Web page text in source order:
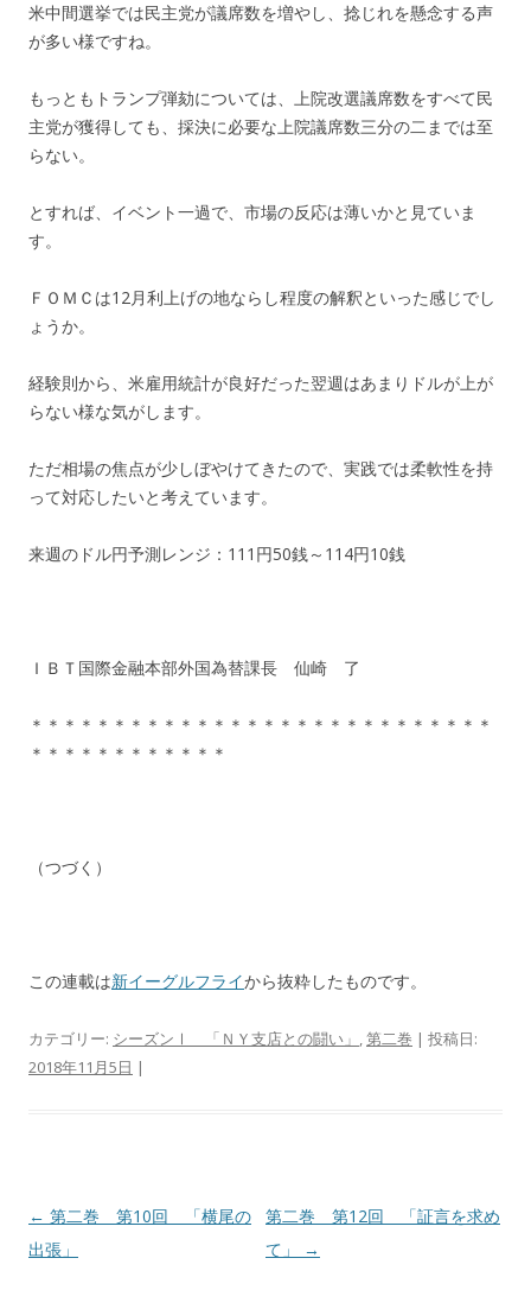
米中間選挙では民主党が議席数を増やし、捻じれを懸念する声
が多い様ですね。
もっともトランプ弾劾については、上院改選議席数をすべて民
主党が獲得しても、採決に必要な上院議席数三分の二までは至
らない。
とすれば、イベント一過で、市場の反応は薄いかと見ていま
す。
ＦＯＭＣは12月利上げの地ならし程度の解釈といった感じでし
ょうか。
経験則から、米雇用統計が良好だった翌週はあまりドルが上が
らない様な気がします。
ただ相場の焦点が少しぼやけてきたので、実践では柔軟性を持
って対応したいと考えています。
来週のドル円予測レンジ：111円50銭～114円10銭
ＩＢＴ国際金融本部外国為替課長 仙崎 了
＊＊＊＊＊＊＊＊＊＊＊＊＊＊＊＊＊＊＊＊＊＊＊＊＊＊＊＊
＊＊＊＊＊＊＊＊＊＊＊＊
（つづく）
この連載は新イーグルフライから抜粋したものです。
カテゴリー: シーズンⅠ 「ＮＹ支店との闘い」 ,第二巻 | 投稿日:
2018年11月5日 |
投
稿
← 第二巻 第10回 「横尾の
出張」
第二巻 第12回 「証言を求め
て」
→